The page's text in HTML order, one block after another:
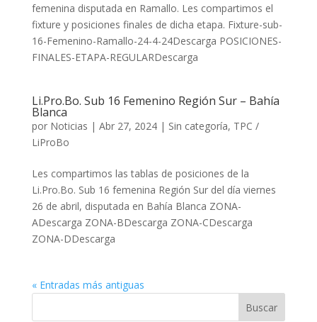
femenina disputada en Ramallo. Les compartimos el
fixture y posiciones finales de dicha etapa. Fixture-sub-
16-Femenino-Ramallo-24-4-24Descarga POSICIONES-
FINALES-ETAPA-REGULARDescarga
Li.Pro.Bo. Sub 16 Femenino Región Sur – Bahía
Blanca
por Noticias | Abr 27, 2024| Sin categoría, TPC /
LiProBo
Les compartimos las tablas de posiciones de la
Li.Pro.Bo. Sub 16 femenina Región Sur del día viernes
26 de abril, disputada en Bahía Blanca ZONA-
ADescarga ZONA-BDescarga ZONA-CDescarga
ZONA-DDescarga
« Entradas más antiguas